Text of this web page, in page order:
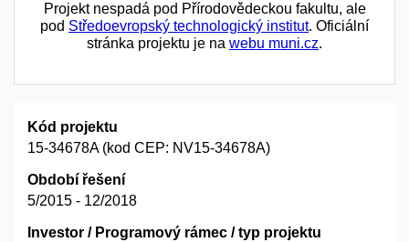
Projekt nespadá pod Přírodovědeckou fakultu, ale
pod Středoevropský technologický institut. Oficiální
stránka projektu je na webu muni.cz.
Kód projektu
15-34678A (kod CEP: NV15-34678A)
Období řešení
5/2015 - 12/2018
Investor / Programový rámec / typ projektu